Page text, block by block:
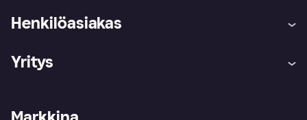
Henkilöasiakas
Ohje
Kirjaudu sisään
Tutustu kauppoihin
Yritys
Kirjaudu sisään yrityksenä